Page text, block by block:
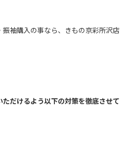
袖購入の事なら、きもの京彩所沢店
だけるよう以下の対策を徹底させて